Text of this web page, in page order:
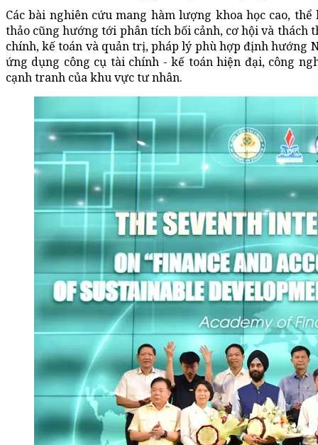
Các bài nghiên cứu mang hàm lượng khoa học cao,
thảo cũng hướng tới phân tích bối cảnh, cơ hội và
chính, kế toán và quản trị, pháp lý phù hợp định hướng
ứng dụng công cụ tài chính - kế toán hiện đại, công
cạnh tranh của khu vực tư nhân.